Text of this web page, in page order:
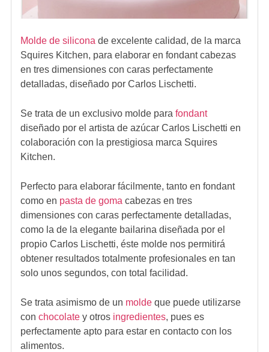
Molde de silicona de excelente calidad, de la marca
Squires Kitchen, para elaborar en fondant cabezas
en tres dimensiones con caras perfectamente
detalladas, diseñado por Carlos Lischetti.
Se trata de un exclusivo molde para fondant
diseñado por el artista de azúcar Carlos Lischetti en
colaboración con la prestigiosa marca Squires
Kitchen.
Perfecto para elaborar fácilmente, tanto en fondant
como en pasta de goma cabezas en tres
dimensiones con caras perfectamente detalladas,
como la de la elegante bailarina diseñada por el
propio Carlos Lischetti, éste molde nos permitirá
obtener resultados totalmente profesionales en tan
solo unos segundos, con total facilidad.
Se trata asimismo de un moldeque puede utilizarse
con chocolatey otros ingredientes, pues es
perfectamente apto para estar en contacto con los
alimentos.